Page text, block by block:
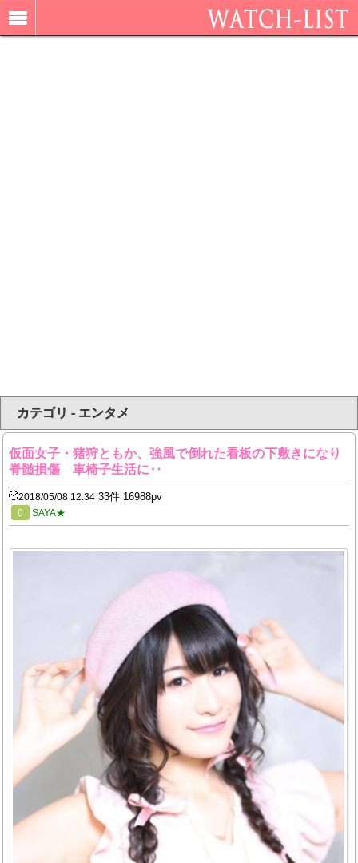
カテゴリ - エンタメ
仮面女子・猪狩ともか、強風で倒れた看板の下敷きになり
脊髄損傷 車椅子生活に‥
2018/05/08 12:34 33件 16988pv
0 SAYA★